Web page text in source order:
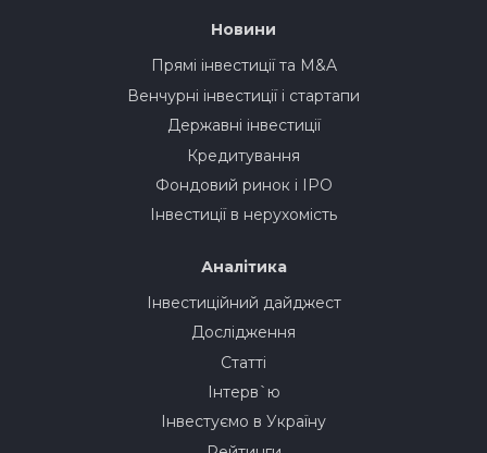
Новини
Прямі інвестиції та M&A
Венчурні інвестиції і стартапи
Державні інвестиції
Кредитування
Фондовий ринок і IPO
Інвестиції в нерухомість
Аналітика
Інвестиційний дайджест
Дослідження
Статті
Інтерв`ю
Інвестуємо в Україну